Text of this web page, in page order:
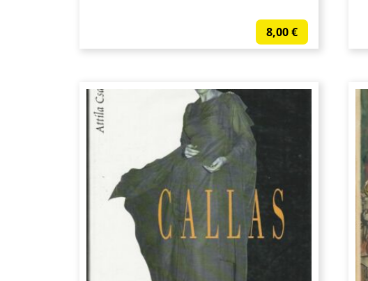
8,00€